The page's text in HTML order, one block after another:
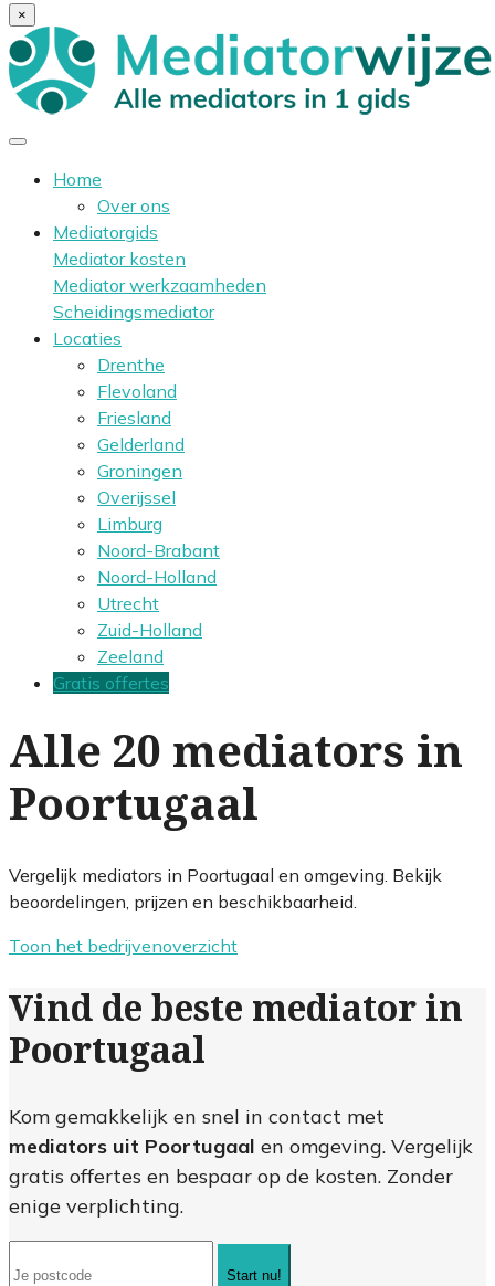
×
Home
Over ons
Mediatorgids
Mediator kosten
Mediator werkzaamheden
Scheidingsmediator
Locaties
Drenthe
Flevoland
Friesland
Gelderland
Groningen
Overijssel
Limburg
Noord-Brabant
Noord-Holland
Utrecht
Zuid-Holland
Zeeland
Gratis offertes
Alle 20 mediators in
Poortugaal
Vergelijk mediators in Poortugaal en omgeving. Bekijk
beoordelingen, prijzen en beschikbaarheid.
Toon het bedrijvenoverzicht
Vind de beste mediator in
Poortugaal
Kom gemakkelijk en snel in contact met
mediators uit Poortugaal en omgeving. Vergelijk
gratis offertes en bespaar op de kosten. Zonder
enige verplichting.
Start nu!